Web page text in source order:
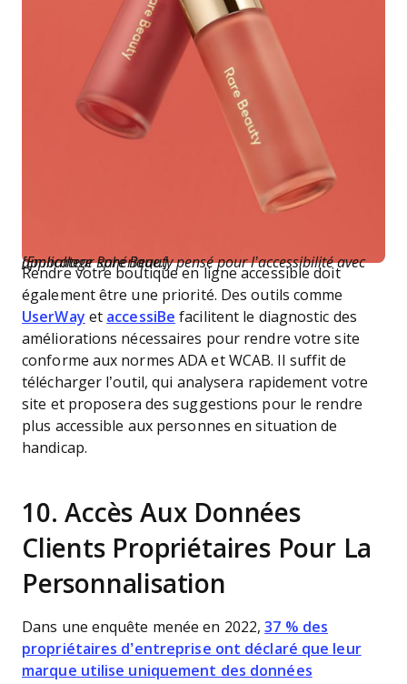
[Emballage Rare Beauty pensé pour l’accessibilité avec applicateur sphérique.]
Rendre votre boutique en ligne accessible doit
également être une priorité. Des outils comme
UserWay et accessiBe facilitent le diagnostic des
améliorations nécessaires pour rendre votre site
conforme aux normes ADA et WCAB. Il suffit de
télécharger l’outil, qui analysera rapidement votre
site et proposera des suggestions pour le rendre
plus accessible aux personnes en situation de
handicap.
10. Accès Aux Données
Clients Propriétaires Pour La
Personnalisation
Dans une enquête menée en 2022,37 % des
propriétaires d’entreprise ont déclaré que leur
marque utilise uniquement des données